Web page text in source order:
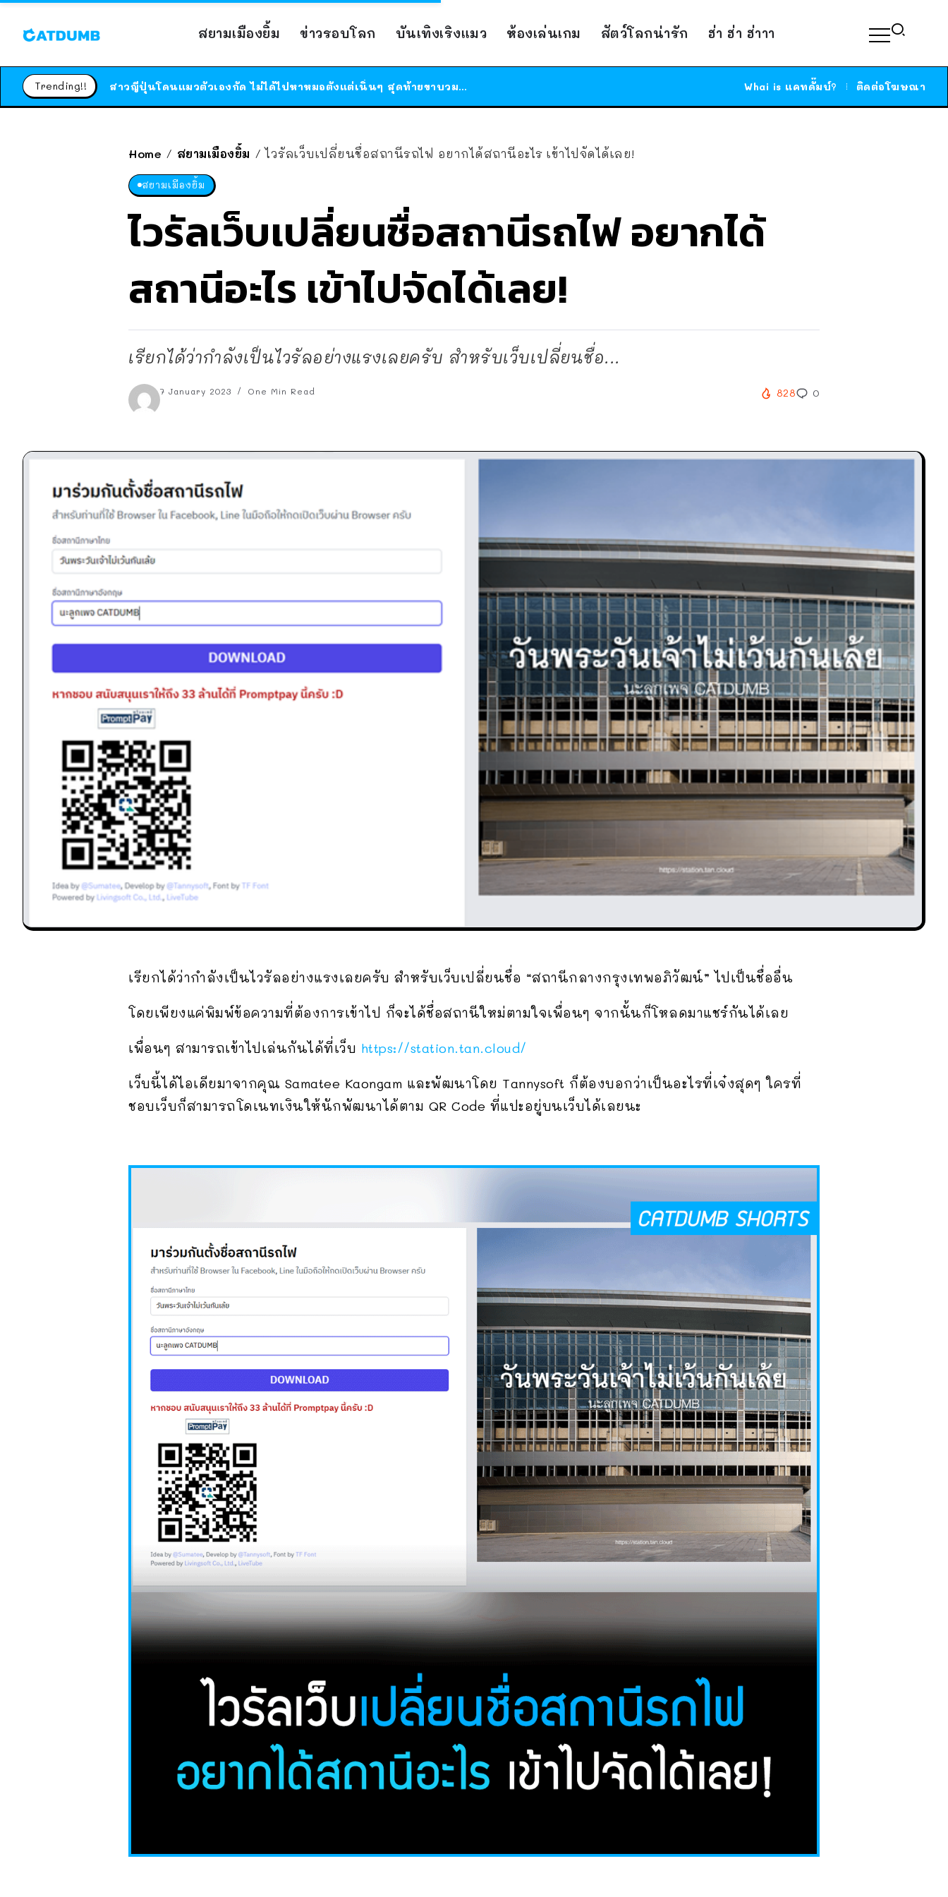
สยามเมืองยิ้ม ข่าวรอบโลก บันเทิงเริงแมว ห้องเล่นเกม สัตว์โลกน่ารัก ฮ่า ฮ่า ฮ่าาา
Trending!!
ร้านอาหารในนิวยอร์กประกาศปิดตัวลง หลังอยู่มานานกว่า 45 ปี ติดป้ายขอบคุณลูกค้าทุกคน แถมสูตรทำไวท์ซอสให้แบบจัดเต็ม
ได้เวลาเด็กหนวดรวมตัว RF Online Next เปิดให้เล่นแล้ว เกม Sci-Fi MMORPG ระดับตำนาน เล่นได้ทั้งมือถือและ PC Whai is แคทดั๊มบ์? ติดต่อโฆษณา
Home / สยามเมืองยิ้ม / ไวรัลเว็บเปลี่ยนชื่อสถานีรถไฟ อยากได้สถานีอะไร เข้าไปจัดได้เลย!
สยามเมืองยิ้ม
ไวรัลเว็บเปลี่ยนชื่อสถานีรถไฟ อยากได้
สถานีอะไร เข้าไปจัดได้เลย!
เรียกได้ว่ากำลังเป็นไวรัลอย่างแรงเลยครับ สำหรับเว็บเปลี่ยนชื่อ...
7 January 2023 One Min Read 828 0
เรียกได้ว่ากำลังเป็นไวรัลอย่างแรงเลยครับ สำหรับเว็บเปลี่ยนชื่อ “สถานีกลางกรุงเทพอภิวัฒน์” ไปเป็นชื่ออื่น
โดยเพียงแค่พิมพ์ข้อความที่ต้องการเข้าไป ก็จะได้ชื่อสถานีใหม่ตามใจเพื่อนๆ จากนั้นก็โหลดมาแชร์กันได้เลย
เพื่อนๆ สามารถเข้าไปเล่นกันได้ที่เว็บ https://station.tan.cloud/
เว็บนี้ได้ไอเดียมาจากคุณ Samatee Kaongam และพัฒนาโดย Tannysoft ก็ต้องบอกว่าเป็นอะไรที่เจ๋งสุดๆ ใครที่
ชอบเว็บก็สามารถโดเนทเงินให้นักพัฒนาได้ตาม QR Code ที่แปะอยู่บนเว็บได้เลยนะ